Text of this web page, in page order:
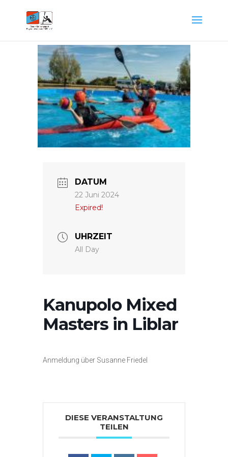
DATUM
22 Juni 2024
Expired!
UHRZEIT
All Day
Kanupolo Mixed
Masters in Liblar
Anmeldung über Susanne Friedel
DIESE VERANSTALTUNG
TEILEN